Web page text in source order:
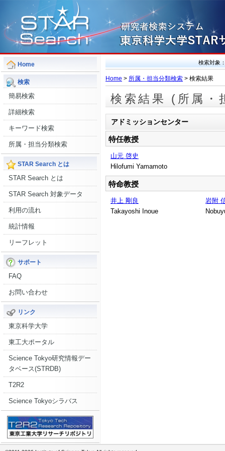
Home
検索
簡易検索
詳細検索
キーワード検索
所属・担当分類検索
STAR Search とは
STAR Search とは
STAR Search 対象データ
利用の流れ
統計情報
リーフレット
サポート
FAQ
お問い合わせ
リンク
東京科学大学
東工大ポータル
Science Tokyo研究情報デー
タベース(STRDB)
T2R2
Science Tokyoシラバス
検索対象
Home > 所属・担当分類検索 > 検索結果
検索結果 (所属・
アドミッションセンター
特任教授
山元 啓史
Hilofumi Yamamoto
特命教授
井上 剛良
Takayoshi Inoue
岩附